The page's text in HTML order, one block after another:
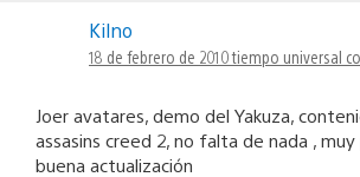
Kilno
18 de febrero de 2010 tiempo universal
Joer avatares, demo del Yakuza,
assasins creed 2, no falta de nada ,
buena actualización